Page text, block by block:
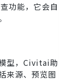
功能，它会自
型，Civitai助
来源、预览图